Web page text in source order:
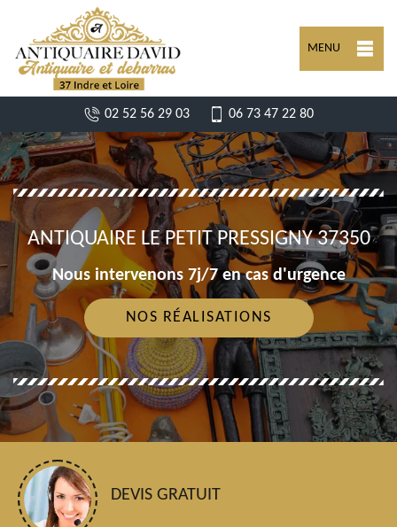
MENU
02 52 56 29 03 06 73 47 22 80
ANTIQUAIRE LE PETIT PRESSIGNY 37350
Nous intervenons 7j/7 en cas d'urgence
NOS RÉALISATIONS
DEVIS GRATUIT